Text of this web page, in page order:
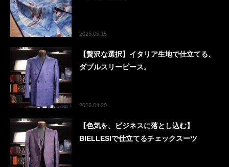
2026.05.15
【贅沢な選択】イタリア生地で仕立てる、
ダブルスリーピース。
2026.04.20
【色気を、ビジネスに落とし込む】
BIELLESIで仕立てるチェックスーツ